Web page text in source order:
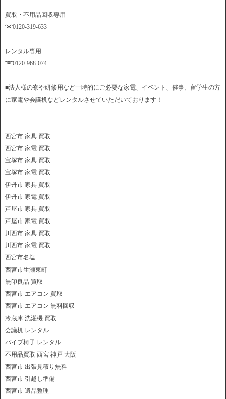
買取・不用品回収専用
➿0120-319-633
レンタル専用
➿0120-968-074
■法人様の寮や研修用など一時的にご必要な家電、イベント、催事、留学生の方
に家電や会議机などレンタルさせていただいております！
─────────────
西宮市 家具 買取
西宮市 家電 買取
宝塚市 家具 買取
宝塚市 家電 買取
伊丹市 家具 買取
伊丹市 家電 買取
芦屋市 家具 買取
芦屋市 家電 買取
川西市 家具 買取
川西市 家電 買取
西宮市名塩
西宮市生瀬東町
無印良品 買取
西宮市 エアコン 買取
西宮市 エアコン 無料回収
冷蔵庫 洗濯機 買取
会議机 レンタル
パイプ椅子 レンタル
不用品買取 西宮 神戸 大阪
西宮市 出張見積り無料
西宮市 引越し準備
西宮市 遺品整理